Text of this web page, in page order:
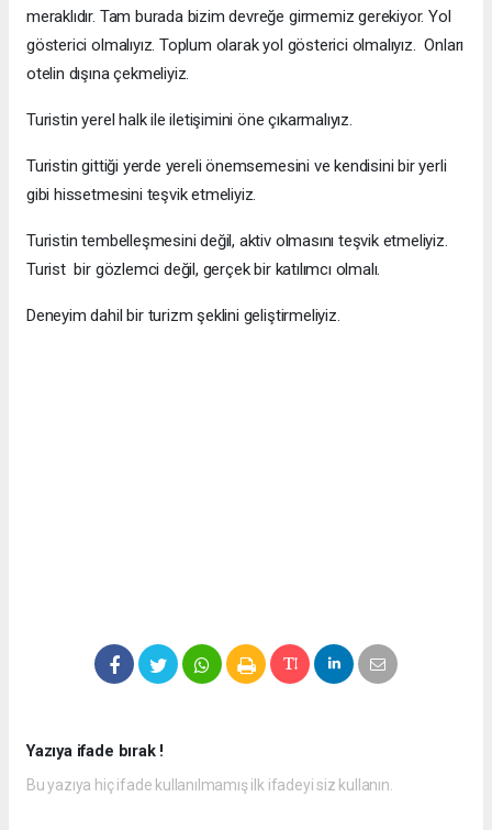
meraklıdır. Tam burada bizim devreğe girmemiz gerekiyor. Yol
gösterici olmalıyız. Toplum olarak yol gösterici olmalıyız. Onları
otelin dışına çekmeliyiz.
Turistin yerel halk ile iletişimini öne çıkarmalıyız.
Turistin gittiği yerde yereli önemsemesini ve kendisini bir yerli
gibi hissetmesini teşvik etmeliyiz.
Turistin tembelleşmesini değil, aktiv olmasını teşvik etmeliyiz.
Turist bir gözlemci değil, gerçek bir katılımcı olmalı.
Deneyim dahil bir turizm şeklini geliştirmeliyiz.
Yazıya ifade bırak !
Bu yazıya hiç ifade kullanılmamış ilk ifadeyi siz kullanın.